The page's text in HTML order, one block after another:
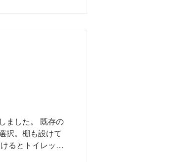
ました。 既存の
択。棚も設けて
るとトイレット